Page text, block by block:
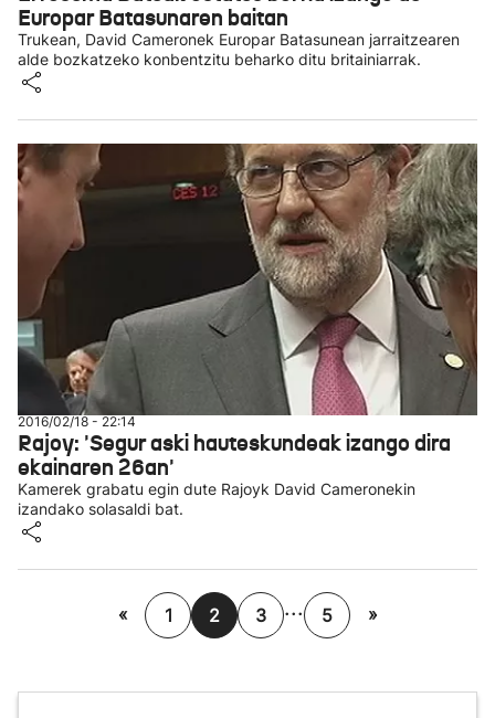
Europar Batasunaren baitan
Trukean, David Cameronek Europar Batasunean jarraitzearen
alde bozkatzeko konbentzitu beharko ditu britainiarrak.
2016/02/18 - 22:14
Rajoy: 'Segur aski hauteskundeak izango dira
ekainaren 26an'
Kamerek grabatu egin dute Rajoyk David Cameronekin
izandako solasaldi bat.
« 1 2 3 ... 5 »